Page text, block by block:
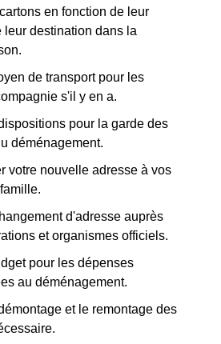
en fonction de leur
leur destination dans la
de transport pour les
s'il y en a.
pour la garde des
déménagement.
votre nouvelle adresse à vos
d'adresse auprès
et organismes officiels.
pour les dépenses
au déménagement.
et le remontage des